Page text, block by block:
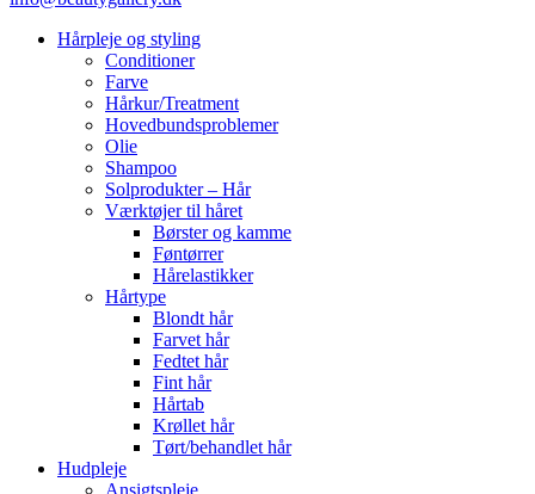
Hårpleje og styling
Conditioner
Farve
Hårkur/Treatment
Hovedbundsproblemer
Olie
Shampoo
Solprodukter – Hår
Værktøjer til håret
Børster og kamme
Føntørrer
Hårelastikker
Hårtype
Blondt hår
Farvet hår
Fedtet hår
Fint hår
Hårtab
Krøllet hår
Tørt/behandlet hår
Hudpleje
Ansigtspleje